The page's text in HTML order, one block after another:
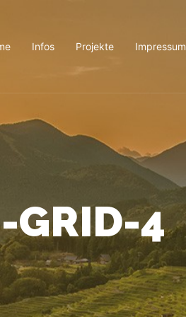
Infos Projekte Impressum
GRID-4